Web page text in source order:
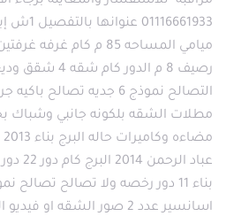
رصيف 8 م
مطلات الشقه بلكونه جانبي وشباك
اسانسير عدد 2 صور الشقه